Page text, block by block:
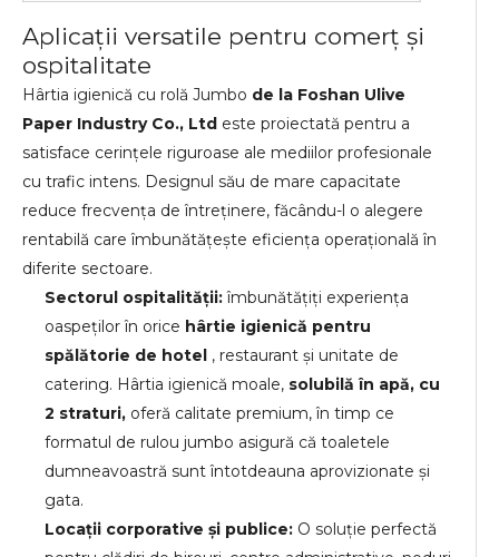
Aplicații versatile pentru comerț și
ospitalitate
Hârtia igienică cu rolă Jumbo de la Foshan Ulive
Paper Industry Co., Ltd este proiectată pentru a
satisface cerințele riguroase ale mediilor profesionale
cu trafic intens. Designul său de mare capacitate
reduce frecvența de întreținere, făcându-l o alegere
rentabilă care îmbunătățește eficiența operațională în
diferite sectoare.
Sectorul ospitalității:îmbunătățiți experiența
oaspeților în orice hârtie igienică pentru
spălătorie de hotel , restaurant și unitate de
catering. Hârtia igienică moale, solubilă în apă, cu
2 straturi, oferă calitate premium, în timp ce
formatul de rulou jumbo asigură că toaletele
dumneavoastră sunt întotdeauna aprovizionate și
gata.
Locații corporative și publice: O soluție perfectă